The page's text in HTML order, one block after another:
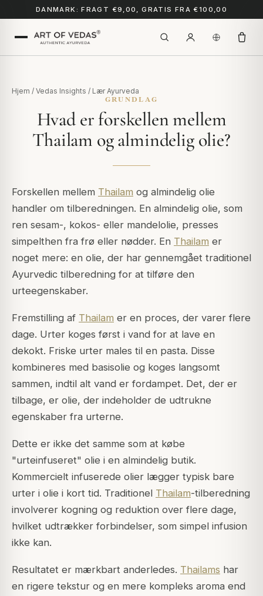
DANMARK: FRAGT €9,00, GRATIS FRA €100,00
Hjem / Vedas Insights / Lær Ayurveda
GRUNDLAG
Hvad er forskellen mellem
Thailam og almindelig olie?
Forskellen mellem Thailam og almindelig olie
handler om tilberedningen. En almindelig olie, som
ren sesam-, kokos- eller mandelolie, presses
simpelthen fra frø eller nødder. En Thailam er
noget mere: en olie, der har gennemgået traditionel
Ayurvedic tilberedning for at tilføre den
urteegenskaber.
Fremstilling af Thailam er en proces, der varer flere
dage. Urter koges først i vand for at lave en
dekokt. Friske urter males til en pasta. Disse
kombineres med basisolie og koges langsomt
sammen, indtil alt vand er fordampet. Det, der er
tilbage, er olie, der indeholder de udtrukne
egenskaber fra urterne.
Dette er ikke det samme som at købe
"urteinfuseret" olie i en almindelig butik.
Kommercielt infuserede olier lægger typisk bare
urter i olie i kort tid. Traditionel Thailam-tilberedning
involverer kogning og reduktion over flere dage,
hvilket udtrækker forbindelser, som simpel infusion
ikke kan.
Resultatet er mærkbart anderledes. Thailams har
en rigere tekstur og en mere kompleks aroma end